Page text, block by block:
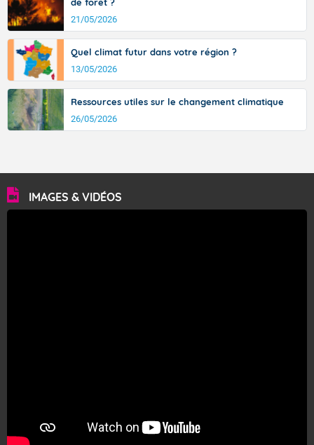
21/05/2026
Quel climat futur dans votre région ?
13/05/2026
Ressources utiles sur le changement climatique
26/05/2026
IMAGES & VIDÉOS